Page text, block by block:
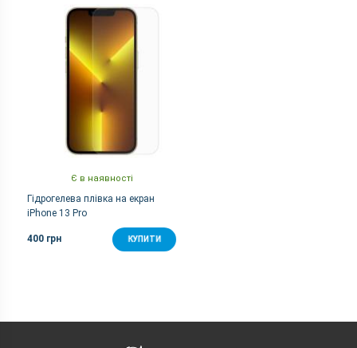
Є в наявності
Гідрогелева плівка на екран
iPhone 13 Pro
400 грн КУПИТИ